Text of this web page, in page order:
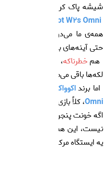
شیشه پاک کردن دیگه فقط
Winbot W2s Omni
همه‌ی ما می‌دونیم تمیز کردن
حتی آینه‌های بزرگ قدی چقدر
همخطرناکه، هم آخرش
لکه‌ها باقی می‌مونن.
اما برنداکوواکس (Ecovacs)
Omni، کلاً بازی رو عوض کرده!
اگه خونت پنجره‌های زیادی
نیست، این همون فرشته
یه ایستگاه مرکزی اومده که